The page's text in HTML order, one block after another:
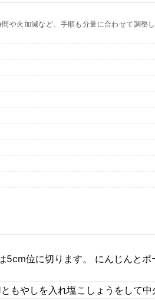
や火加減など、手順も分量に合わせて調整し
5cm位に切ります。 にんじんと
もやしを入れ塩こしょうをして中